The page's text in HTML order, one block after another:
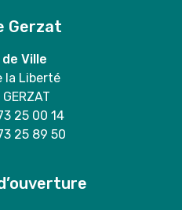
Gerzat
Ville
la Liberté
25 00 14
25 89 50